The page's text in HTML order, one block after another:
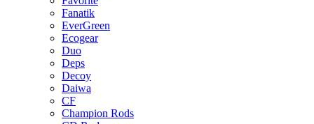
Fanatik
EverGreen
Ecogear
Duo
Deps
Decoy
Daiwa
CF
Champion Rods